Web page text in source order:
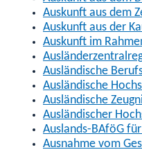
Auskunft aus dem
Auskunft aus der
Auskunft im
Ausländische
Ausländische
Ausländische
Ausländischer
Auslands-BAföG
Ausnahme vom